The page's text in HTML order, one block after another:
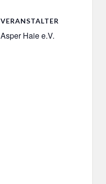
VERANSTALTER
Asper Haie e.V.